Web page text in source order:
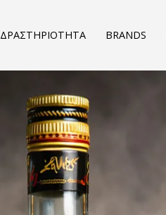
ΔΡΑΣΤΗΡΙΟΤΗΤΑ BRANDS